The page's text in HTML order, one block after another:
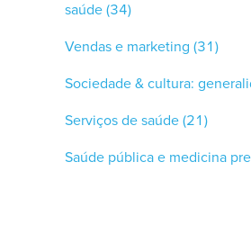
saúde(34)
Vendas e marketing (31)
Serviços de saúde(21)